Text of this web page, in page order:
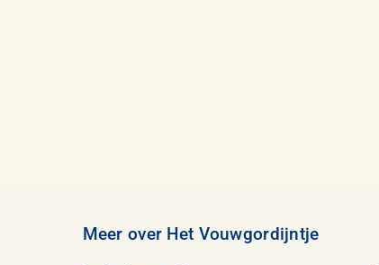
Meer over Het Vouwgordijntje